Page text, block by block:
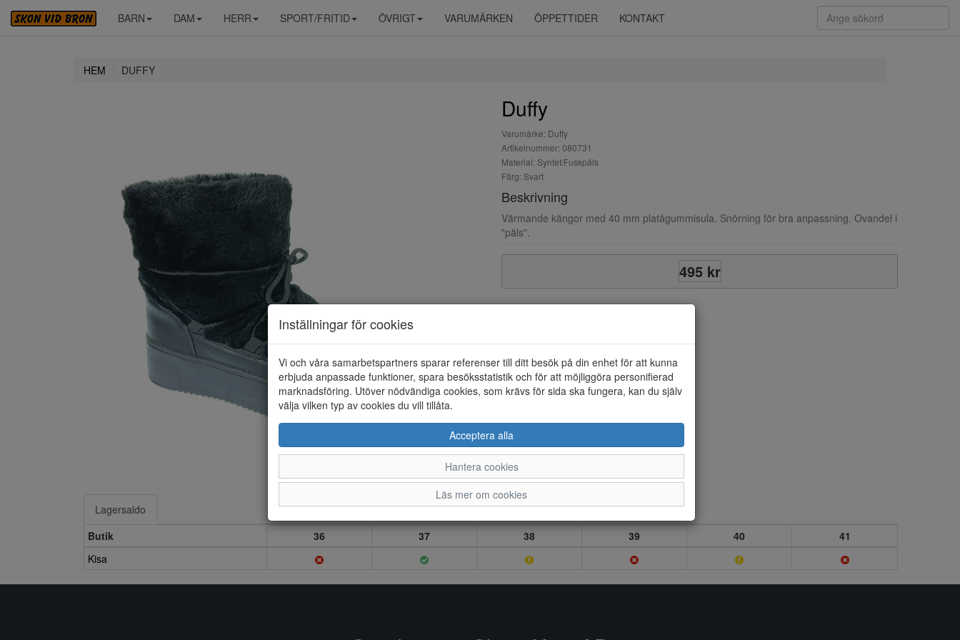
BARN DAM HERR SPORT/FRITID ÖVRIGT VARUMÄRKEN ÖPPETTIDER KONTAKT
HEM DUFFY
Duffy
Varumärke: Duffy
Artikelnummer: 080731
Material: Syntet/Fuskpäls
Färg: Svart
Beskrivning
Värmande kängor med 40 mm platågummisula. Snörning för bra anpassning. Ovandel i
"päls".
495 kr
Lagersaldo
Butik
36 37 38 39 40
41
Kisa
Inställningar för cookies
Vi och våra samarbetspartners sparar referenser till ditt besök på din enhet för att kunna
erbjuda anpassade funktioner, spara besöksstatistik och för att möjliggöra personifierad
marknadsföring. Utöver nödvändiga cookies, som krävs för sida ska fungera, kan du själv
välja vilken typ av cookies du vill tillåta.
Acceptera alla
Hantera cookies
Läs mer om cookies